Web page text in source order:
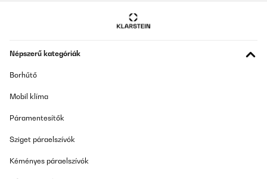
Népszerű kategóriák
Borhűtő
Mobil klíma
Páramentesítők
Sziget páraelszívók
Kéményes páraelszívók